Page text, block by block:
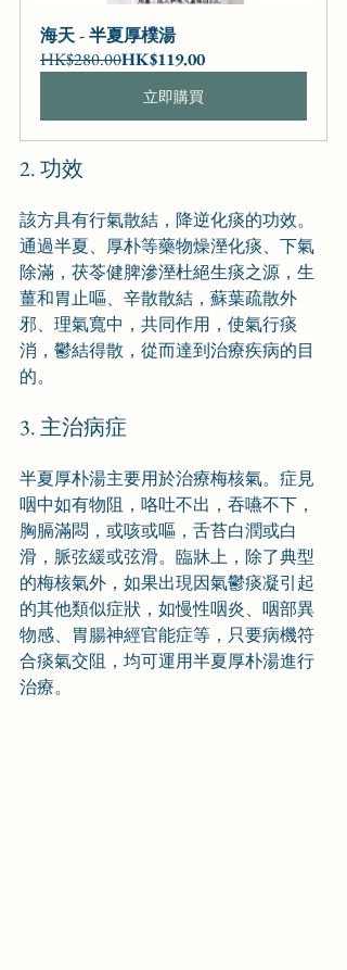
海天 - 半夏厚樸湯
HK$280.00HK$119.00
立即購買
2. 功效
該方具有行氣散結，降逆化痰的功效。
通過半夏、厚朴等藥物燥溼化痰、下氣
除滿，茯苓健脾滲溼杜絕生痰之源，生
薑和胃止嘔、辛散散結，蘇葉疏散外
邪、理氣寬中，共同作用，使氣行痰
消，鬱結得散，從而達到治療疾病的目
的。
3. 主治病症
半夏厚朴湯主要用於治療梅核氣。症見
咽中如有物阻，咯吐不出，吞嚥不下，
胸膈滿悶，或咳或嘔，舌苔白潤或白
滑，脈弦緩或弦滑。臨牀上，除了典型
的梅核氣外，如果出現因氣鬱痰凝引起
的其他類似症狀，如慢性咽炎、咽部異
物感、胃腸神經官能症等，只要病機符
合痰氣交阻，均可運用半夏厚朴湯進行
治療。